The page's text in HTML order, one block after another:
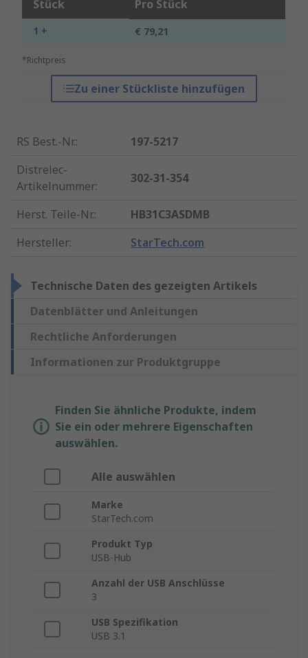
Stück Pro Stück
1 + € 79,21
*Richtpreis
Zu einer Stückliste hinzufügen
RS Best.-Nr.:
197-5217
Distrelec-
Artikelnummer:
302-31-354
Herst. Teile-Nr.:
HB31C3ASDMB
Hersteller: StarTech.com
Technische Daten des gezeigten Artikels
Datenblätter und Anleitungen
Rechtliche Anforderungen
Informationen zur Produktgruppe
Finden Sie ähnliche Produkte, indem
Sie ein oder mehrere Eigenschaften
auswählen.
Alle auswählen
Marke
StarTech.com
Produkt Typ
USB-Hub
Anzahl der USB Anschlüsse
3
USB Spezifikation
USB 3.1